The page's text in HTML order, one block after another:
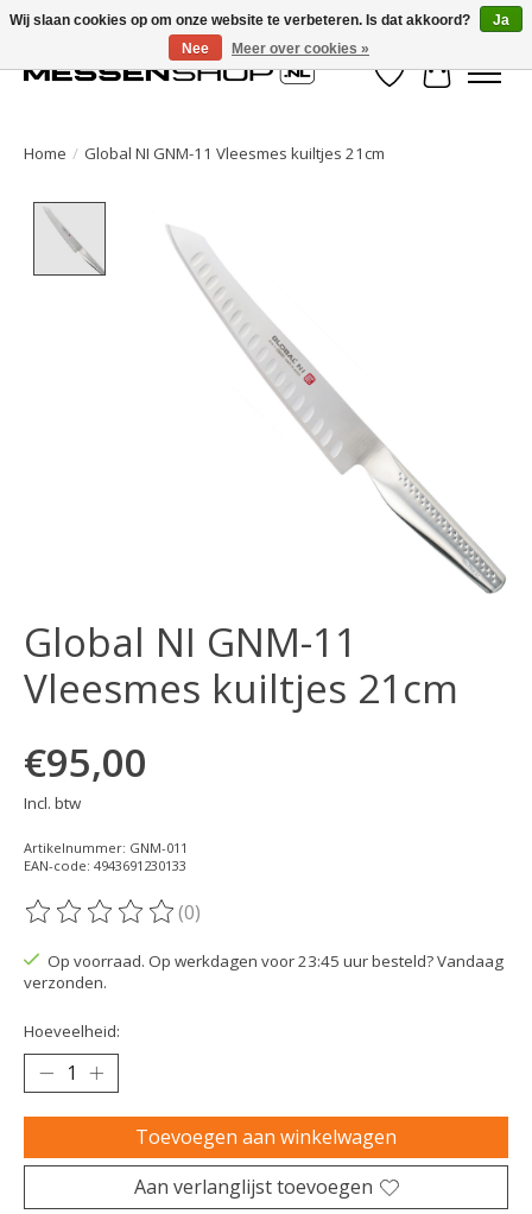
Verlanglijst
Home / Global NI GNM-11 Vleesmes kuiltjes 21cm
Global NI GNM-11
Vleesmes kuiltjes 21cm
€95,00
Incl. btw
Artikelnummer: GNM-011
EAN-code: 4943691230133
De beoordeling van dit product is
(0)
Op voorraad. Op werkdagen voor 23:45 uur besteld? Vandaag
verzonden.
Hoeveelheid:
Toevoegen aan winkelwagen
Aan verlanglijst toevoegen
Wij slaan cookies op om onze website te verbeteren. Is dat akkoord?
Ja
Nee
Meer over cookies »